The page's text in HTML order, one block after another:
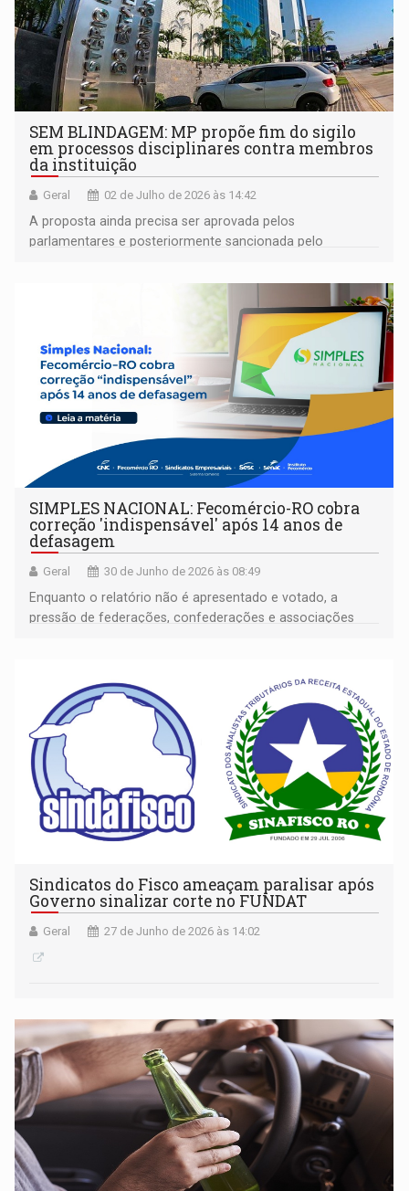
SEM BLINDAGEM: MP propõe fim do sigilo
em processos disciplinares contra membros
da instituição
Geral 02 de Julho de 2026 às 14:42
A proposta ainda precisa ser aprovada pelos
parlamentares e posteriormente sancionada pelo
SIMPLES NACIONAL: Fecomércio-RO cobra
correção 'indispensável' após 14 anos de
defasagem
Geral 30 de Junho de 2026 às 08:49
Enquanto o relatório não é apresentado e votado, a
pressão de federações, confederações e associações
Sindicatos do Fisco ameaçam paralisar após
Governo sinalizar corte no FUNDAT
Geral 27 de Junho de 2026 às 14:02